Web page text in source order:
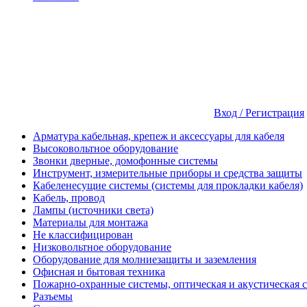
Вход / Регистрация
Арматура кабельная, крепеж и аксессуары для кабеля
Высоковольтное оборудование
Звонки дверные, домофонные системы
Инструмент, измерительные приборы и средства защиты
Кабеленесущие системы (системы для прокладки кабеля)
Кабель, провод
Лампы (источники света)
Материалы для монтажа
Не классифицирован
Низковольтное оборудование
Оборудование для молниезащиты и заземления
Офисная и бытовая техника
Пожарно-охранные системы, оптическая и акустическая
Разъемы